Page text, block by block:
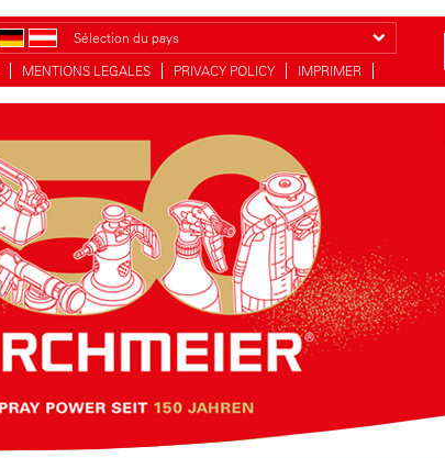
Sélection du pays
MENTIONS LEGALES PRIVACY POLICY IMPRIMER